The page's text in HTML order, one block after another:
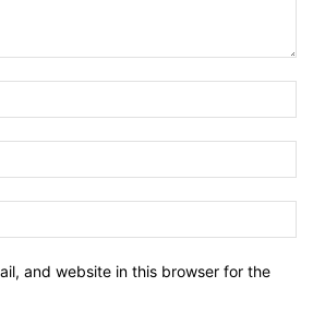
and website in this browser for the